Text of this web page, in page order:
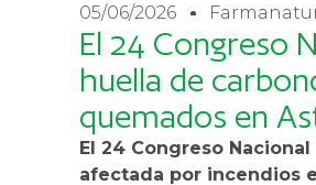
05/06/2026
El 24 Congreso
huella de
quemados en
El 24 Congreso
afectada por incendios